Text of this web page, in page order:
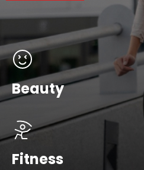
Beauty
Fitness